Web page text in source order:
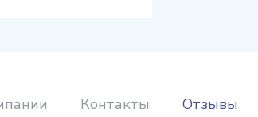
Контакты Отзывы